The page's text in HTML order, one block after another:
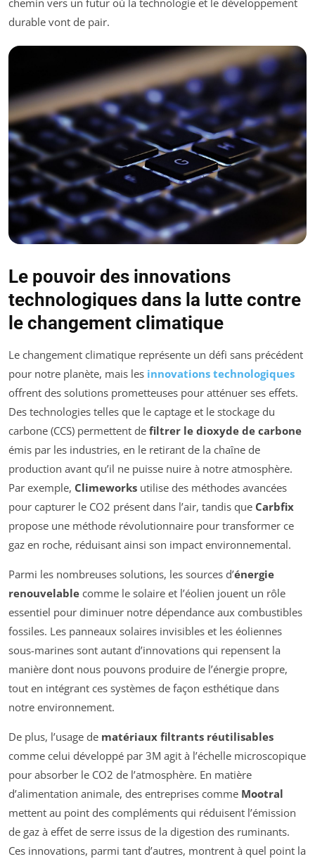
durable vont de pair.
Le pouvoir des innovations
technologiques dans la lutte contre
le changement climatique
Le changement climatique représente un défi sans précédent
pour notre planète, mais les innovations technologiques
offrent des solutions prometteuses pour atténuer ses effets.
Des technologies telles que le captage et le stockage du
carbone (CCS) permettent de filtrer le dioxyde de carbone
émis par les industries, en le retirant de la chaîne de
production avant qu’il ne puisse nuire à notre atmosphère.
Par exemple, Climeworks utilise des méthodes avancées
pour capturer le CO2 présent dans l’air, tandis que Carbfix
propose une méthode révolutionnaire pour transformer ce
gaz en roche, réduisant ainsi son impact environnemental.
Parmi les nombreuses solutions, les sources d’énergie
renouvelable comme le solaire et l’éolien jouent un rôle
essentiel pour diminuer notre dépendance aux combustibles
fossiles. Les panneaux solaires invisibles et les éoliennes
sous-marines sont autant d’innovations qui repensent la
manière dont nous pouvons produire de l’énergie propre,
tout en intégrant ces systèmes de façon esthétique dans
notre environnement.
De plus, l’usage de matériaux filtrants réutilisables
comme celui développé par 3M agit à l’échelle microscopique
pour absorber le CO2 de l’atmosphère. En matière
d’alimentation animale, des entreprises comme Mootral
mettent au point des compléments qui réduisent l’émission
de gaz à effet de serre issus de la digestion des ruminants.
Ces innovations, parmi tant d’autres, montrent à quel point la